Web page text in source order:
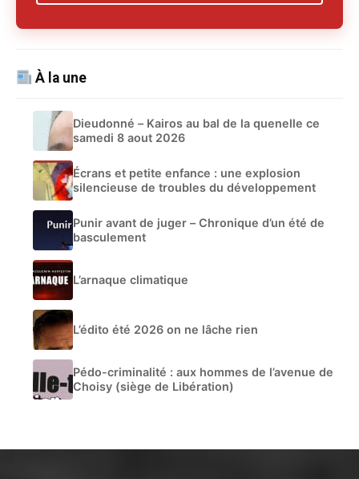
À la une
Dieudonné – Kairos au bal de la quenelle ce
samedi 8 aout 2026
Écrans et petite enfance : une explosion
silencieuse de troubles du développement
Punir avant de juger – Chronique d’un été de
basculement
L’arnaque climatique
L’édito été 2026 on ne lâche rien
Pédo-criminalité : aux hommes de l’avenue de
Choisy (siège de Libération)